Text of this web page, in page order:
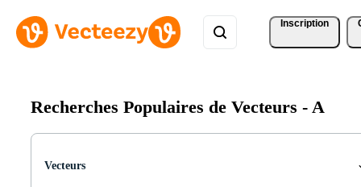
Inscription
Recherches Populaires de Vecteurs - A
Vecteurs